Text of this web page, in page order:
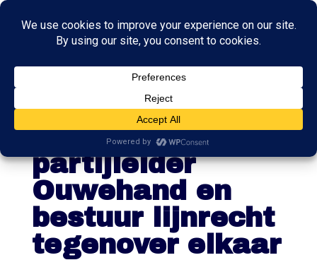
Oorlog in Partij
voor de Dieren:
partijleider
Ouwehand en
bestuur lijnrecht
tegenover elkaar